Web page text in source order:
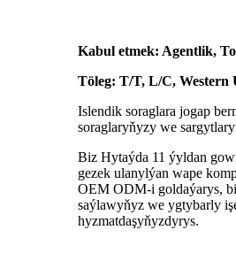
Kabul etmek: Agentlik,
Töleg: T/T, L/C, Western
Islendik soraglara jogap
soraglaryňyzy we
Biz Hytaýda 11 ýyldan
gezek ulanylýan wape
OEM ODM-i goldaýarys,
saýlawyňyz we ygtybarly
hyzmatdaşyňyzdyrys.